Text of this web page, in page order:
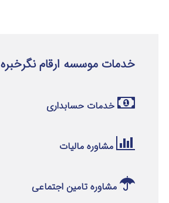
خدمات موسسه ارقام نگرخبره
خدمات حسابداری
مشاوره مالیات
مشاوره تامین اجتماعی